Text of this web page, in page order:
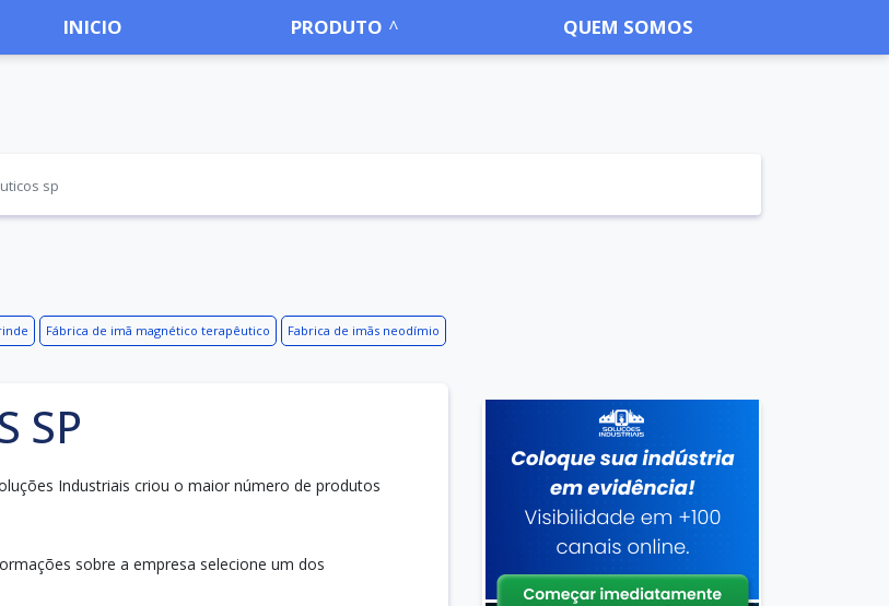
INICIO PRODUTO QUEM SOMOS
sp
Fábrica de imã magnético terapêutico Fabrica de imãs neodímio
SP
Industriais criou o maior número de produtos
sobre a empresa selecione um dos